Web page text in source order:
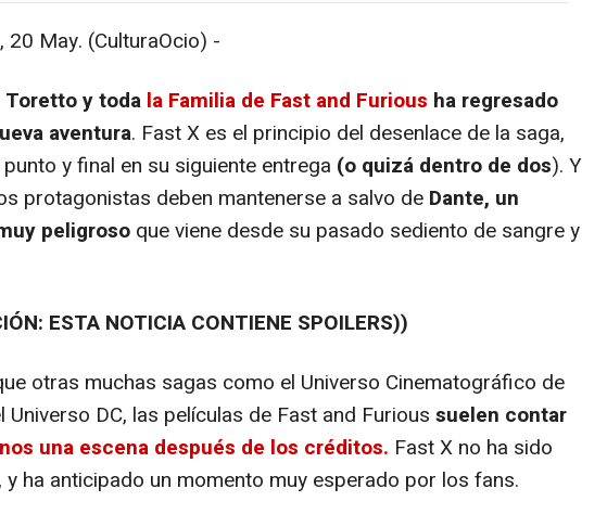
20 May. (CulturaOcio) -
Toretto y toda la Familia de Fast and Furious ha regresado
aventura. Fast X es el principio del desenlace de la saga,
y final en su siguiente entrega (o quizá dentro de dos). Y
protagonistas deben mantenerse a salvo de Dante, un
peligroso que viene desde su pasado sediento de sangre y
ESTA NOTICIA CONTIENE SPOILERS))
otras muchas sagas como el Universo Cinematográfico de
Universo DC, las películas de Fast and Furious suelen contar
una escena después de los créditos. Fast X no ha sido
y ha anticipado un momento muy esperado por los fans.